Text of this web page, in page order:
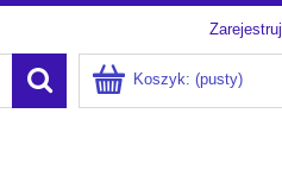
Koszyk: (pusty)